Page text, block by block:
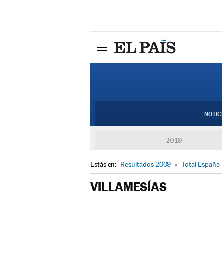
2019
Estás en: Resultados 2009 » Total España
VILLAMESÍAS